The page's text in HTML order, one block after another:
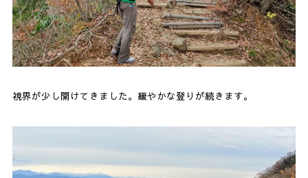
視界が少し開けてきました。緩やかな登りが続きます。